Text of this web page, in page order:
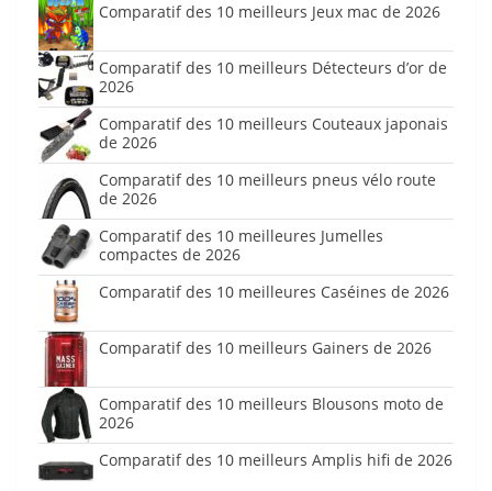
Comparatif des 10 meilleurs Jeux mac de 2026
Comparatif des 10 meilleurs Détecteurs d’or de
2026
Comparatif des 10 meilleurs Couteaux japonais
de 2026
Comparatif des 10 meilleurs pneus vélo route
de 2026
Comparatif des 10 meilleures Jumelles
compactes de 2026
Comparatif des 10 meilleures Caséines de 2026
Comparatif des 10 meilleurs Gainers de 2026
Comparatif des 10 meilleurs Blousons moto de
2026
Comparatif des 10 meilleurs Amplis hifi de 2026